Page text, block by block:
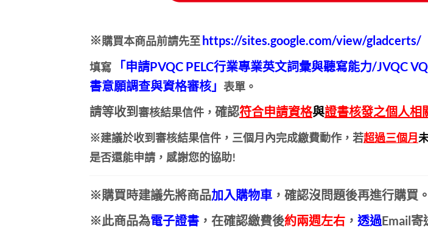
※購買本商品前請先至https://sites.google.com/view/gladcerts/
填寫
「申請PVQC PELC行業專業英文詞彙與聽寫能力/JVQC
書意願調查與資格審核」 表單。
請等收到審核結果信件， 確認符合申請資格與證書核發之個人相
※建議於收到審核結果信件，三個月內完成繳費動作，若超過三個月
是否還能申請，感謝您的協助!
※購買時建議先將商品加入購物車 ，確認沒問題後再進行購買。
※此商品為電子證書 ，在確認繳費後約兩週左右 ， 透過Email寄